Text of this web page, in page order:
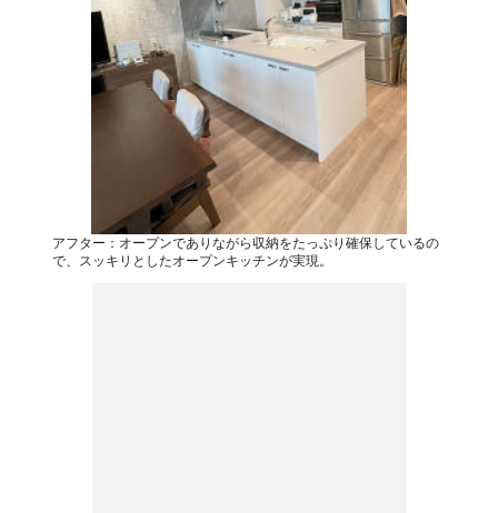
アフター：オープンでありながら収納をたっぷり確保しているの
で、スッキリとしたオープンキッチンが実現。